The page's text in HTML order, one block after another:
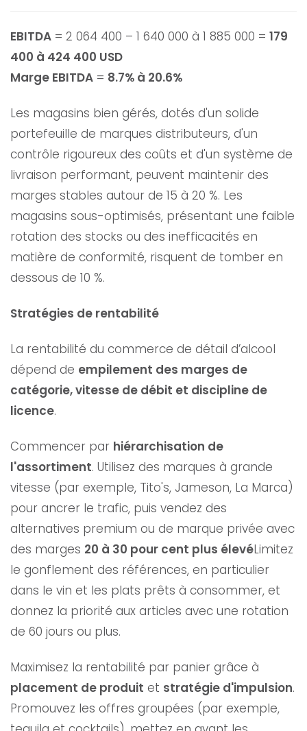
EBITDA = 2 064 400 – 1 640 000 à 1 885 000 = 179
400 à 424 400 USD
Marge EBITDA = 8.7% à 20.6%
Les magasins bien gérés, dotés d'un solide
portefeuille de marques distributeurs, d'un
contrôle rigoureux des coûts et d'un système de
livraison performant, peuvent maintenir des
marges stables autour de 15 à 20 %. Les
magasins sous-optimisés, présentant une faible
rotation des stocks ou des inefficacités en
matière de conformité, risquent de tomber en
dessous de 10 %.
Stratégies de rentabilité
La rentabilité du commerce de détail d’alcool
dépend de empilement des marges de
catégorie, vitesse de débit et discipline de
licence.
Commencer par hiérarchisation de
l'assortiment. Utilisez des marques à grande
vitesse (par exemple, Tito's, Jameson, La Marca)
pour ancrer le trafic, puis vendez des
alternatives premium ou de marque privée avec
des marges 20 à 30 pour cent plus élevéLimitez
le gonflement des références, en particulier
dans le vin et les plats prêts à consommer, et
donnez la priorité aux articles avec une rotation
de 60 jours ou plus.
Maximisez la rentabilité par panier grâce à
placement de produit et stratégie d'impulsion.
Promouvez les offres groupées (par exemple,